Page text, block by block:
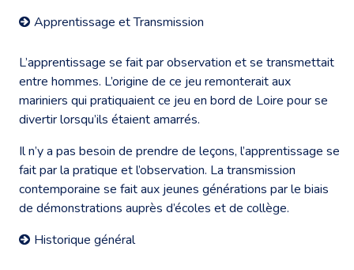
Apprentissage et Transmission
L’apprentissage se fait par observation et se transmettait
entre hommes. L’origine de ce jeu remonterait aux
mariniers qui pratiquaient ce jeu en bord de Loire pour se
divertir lorsqu’ils étaient amarrés.
Il n’y a pas besoin de prendre de leçons, l’apprentissage se
fait par la pratique et l’observation. La transmission
contemporaine se fait aux jeunes générations par le biais
de démonstrations auprès d’écoles et de collège.
Historique général